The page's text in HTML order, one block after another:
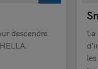
descendre